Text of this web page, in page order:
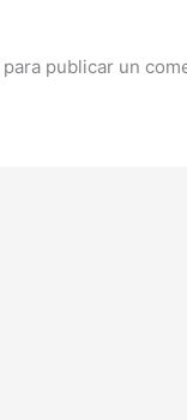
para publicar un